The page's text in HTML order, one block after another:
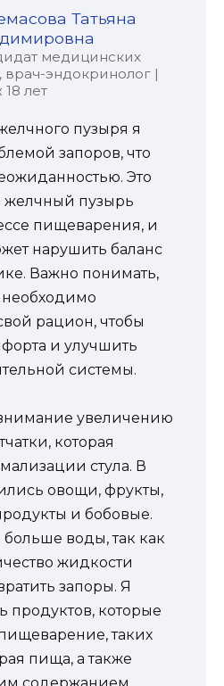
Татьяна
медицинских
врач-эндокринолог |
18 лет
пузыря я
запоров, что
Это
желчный пузырь
пищеварения, и
нарушить баланс
Важно понимать,
необходимо
рацион, чтобы
и улучшить
системы.
увеличению
которая
стула. В
овощи, фрукты,
и бобовые.
больше воды, так как
жидкости
запоры. Я
продуктов, которые
таких
пища, а также